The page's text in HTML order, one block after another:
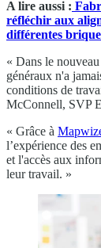
A lire aussi :
réfléchir aux
différentes
« Dans le
généraux n'a
conditions de
McConnell, SVP
« Grâce à
l’expérience des
et l'accès aux
leur travail. »